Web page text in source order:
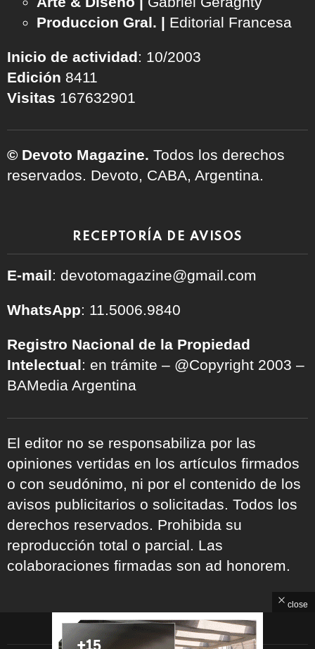
Produccion Gral. | Editorial Francesa
Inicio de actividad: 10/2003
Edición 8411
Visitas 167632901
© Devoto Magazine. Todos los derechos
reservados. Devoto, CABA, Argentina.
RECEPTORÍA DE AVISOS
E-mail: devotomagazine@gmail.com
WhatsApp: 11.5006.9840
Registro Nacional de la Propiedad
Intelectual: en trámite – @Copyright 2003 –
BAMedia Argentina
El editor no se responsabiliza por las
opiniones vertidas en los artículos firmados
o con seudónimo, ni por el contenido de los
avisos publicitarios o solicitadas. Todos los
derechos reservados. Prohibida su
reproducción total o parcial. Las
colaboraciones firmadas son ad honorem.
ARCHIVOS
close